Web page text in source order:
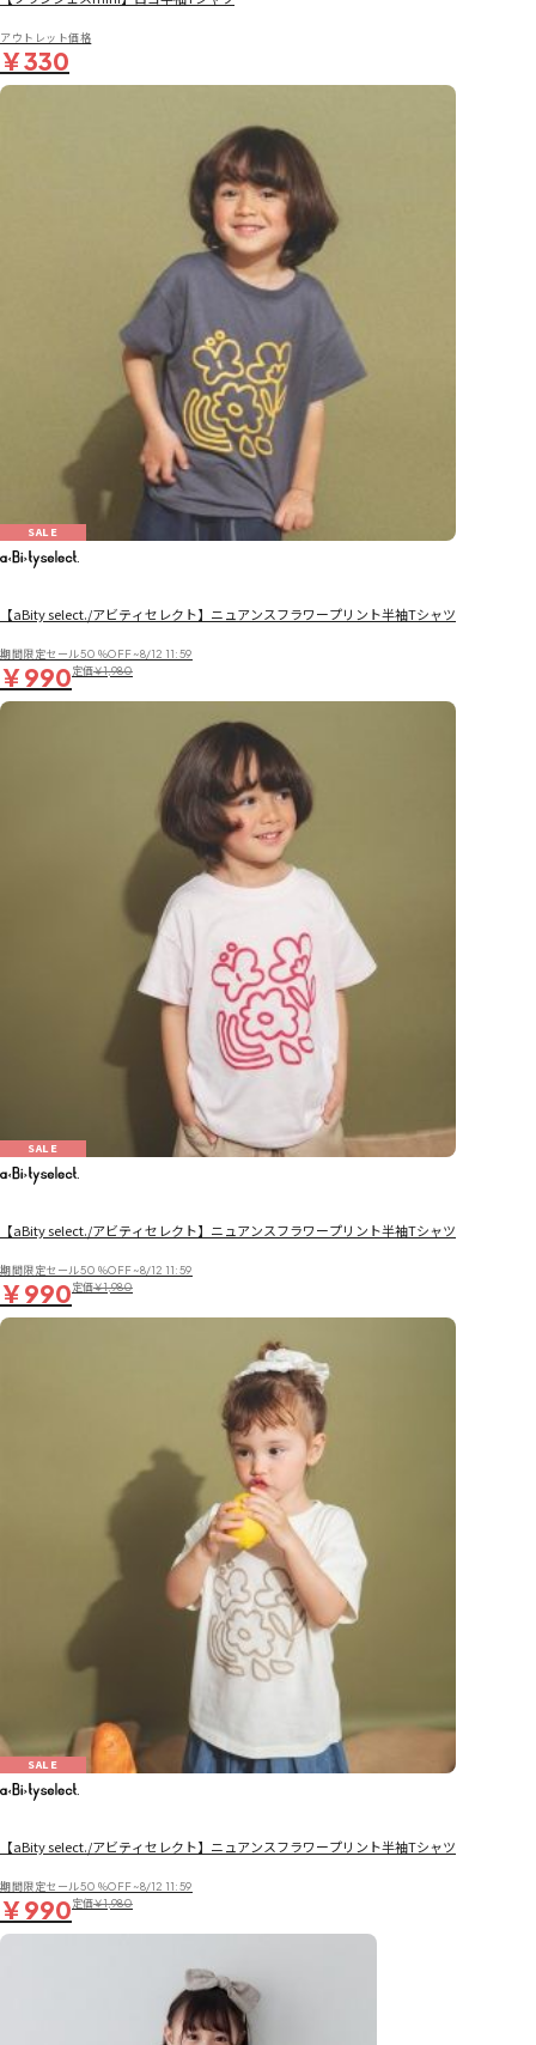
アウトレット価格
￥330
SALE
【aBity select./アビティセレクト】ニュアンスフラワープリント半袖Tシャツ
期間限定セール50％OFF~8/12 11:59
￥990定価￥1,980
SALE
【aBity select./アビティセレクト】ニュアンスフラワープリント半袖Tシャツ
期間限定セール50％OFF~8/12 11:59
￥990定価￥1,980
SALE
【aBity select./アビティセレクト】ニュアンスフラワープリント半袖Tシャツ
期間限定セール50％OFF~8/12 11:59
￥990定価￥1,980